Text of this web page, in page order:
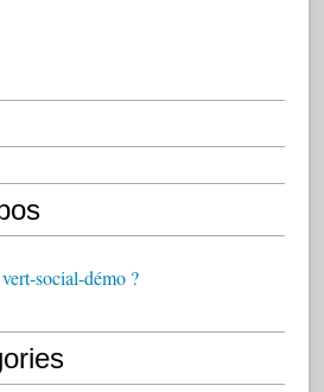
social-démo ?